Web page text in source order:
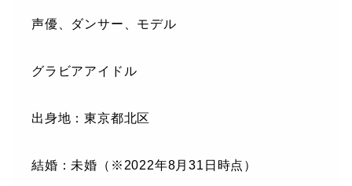
声優、ダンサー、モデル
グラビアアイドル
出身地：東京都北区
結婚：未婚（※2022年8月31日時点）